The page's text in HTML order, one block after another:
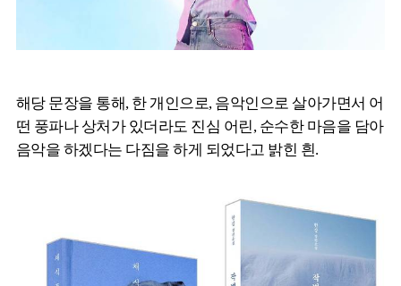
해당 문장을 통해, 한 개인으로, 음악인으로 살아가면서 어
떤 풍파나 상처가 있더라도 진심 어린, 순수한 마음을 담아
음악을 하겠다는 다짐을 하게 되었다고 밝힌 흰.